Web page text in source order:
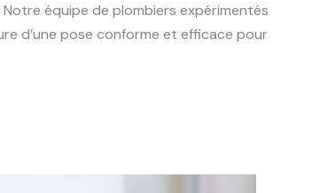
équipe de plombiers expérimentés
d’une pose conforme et efficace pour